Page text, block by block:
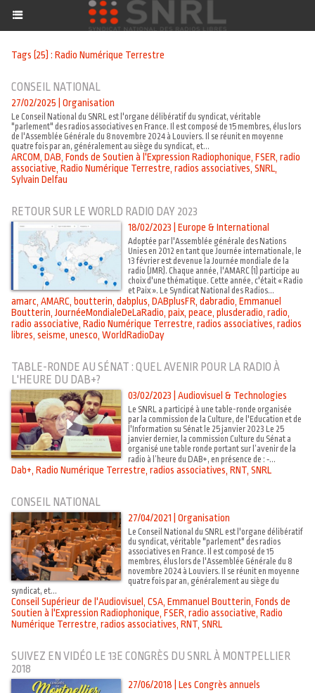
Tags (25) : Radio Numérique Terrestre
CONSEIL NATIONAL
27/02/2025 Organisation
Le Conseil National du SNRL est l'organe délibératif du syndicat, véritable
"parlement" des radios associatives en France. Il est composé de 15 membres, élus lors
de l'Assemblée Générale du 8 novembre 2024 à Louviers. Il se réunit en moyenne
quatre fois par an, généralement au siège du syndicat, et...
ARCOM DAB Fonds de Soutien à l'Expression Radiophonique FSER radio
associative Radio Numérique Terrestre radios associatives SNRL
Sylvain Delfau
RETOUR SUR LE WORLD RADIO DAY 2023
18/02/2023 |Europe & International
Adoptée par l'Assemblée générale des Nations
Unies en 2012 en tant que Journée internationale, le
13 février est devenue la Journée mondiale de la
radio (JMR). Chaque année, l'AMARC (1) participe au
choix d'une thématique. Cette année, c'était « Radio
et Paix ». Le Syndicat National des Radios...
amarc AMARC boutterin dabplus DABplusFR dabradio Emmanuel
Boutterin JournéeMondialeDeLaRadio paix peace plusderadio radio
radio associative Radio Numérique Terrestre radios associatives radios
libres seisme unesco WorldRadioDay
TABLE-RONDE AU SÉNAT : QUEL AVENIR POUR LA RADIO À
L'HEURE DU DAB+?
03/02/2023 |Audiovisuel & Technologies
Le SNRL a participé à une table-ronde organisée
par la commission de la Culture, de l'Education et de
l'Information su Sénat le 25 janvier 2023 Le 25
janvier dernier, la commission Culture du Sénat a
organisé une table ronde portant sur l’avenir de la
radio à l’heure du DAB+, en présence de : ‑...
Dab+ Radio Numérique Terrestre radios associatives RNT SNRL
CONSEIL NATIONAL
27/04/2021 |Organisation
Le Conseil National du SNRL est l'organe délibératif
du syndicat, véritable "parlement" des radios
associatives en France. Il est composé de 15
membres, élus lors de l'Assemblée Générale du 8
novembre 2024 à Louviers. Il se réunit en moyenne
quatre fois par an, généralement au siège du
syndicat, et...
Conseil Supérieur de l'Audiovisuel CSA Emmanuel Boutterin Fonds de
Soutien à l'Expression Radiophonique FSER radio associative Radio
Numérique Terrestre radios associatives RNT SNRL
SUIVEZ EN VIDÉO LE 13E CONGRÈS DU SNRL À MONTPELLIER
2018
27/06/2018 |Les Congrès annuels